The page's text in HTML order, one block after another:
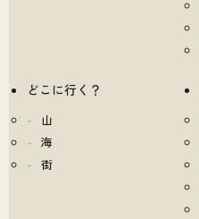
どこに行く？
山
海
街